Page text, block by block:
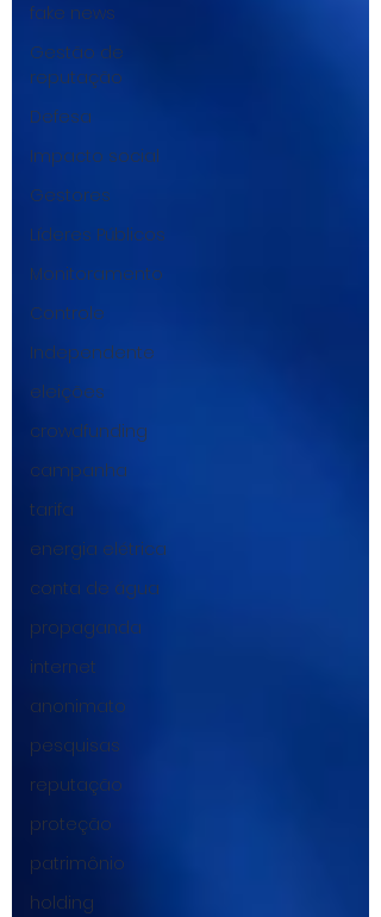
fake news
Gestão de
reputação
Defesa
Impacto social
Gestores
Líderes Públicos
Monitoramento
Controle
Independente
eleições
crowdfunding
campanha
tarifa
energia elétrica
conta de água
propaganda
internet
anonimato
pesquisas
reputação
proteção
patrimônio
holding